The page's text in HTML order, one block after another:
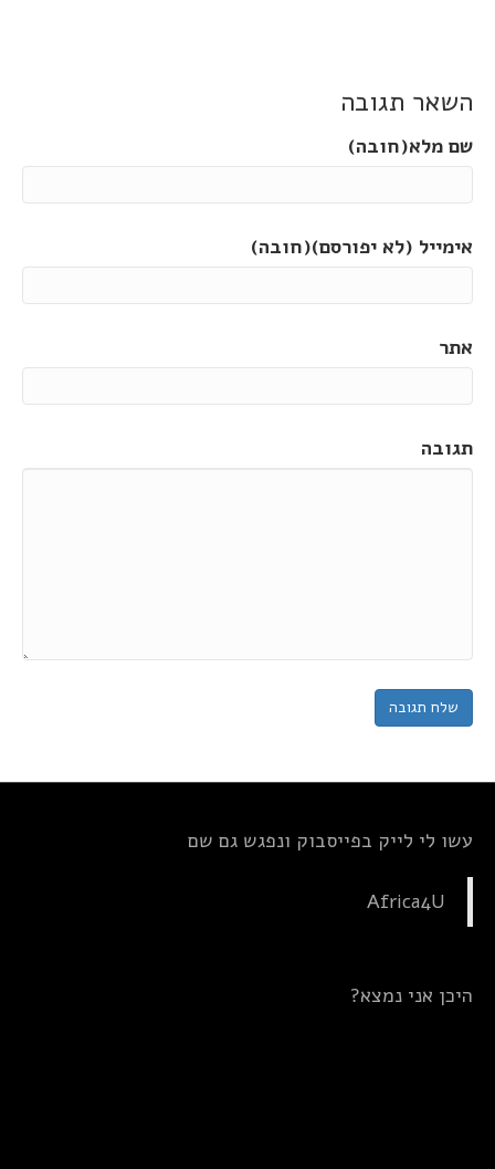
השאר תגובה
שם מלא(חובה)
אימייל (לא יפורסם)(חובה)
אתר
תגובה
עשו לי לייק בפייסבוק ונפגש גם שם
Africa4U
היכן אני נמצא?